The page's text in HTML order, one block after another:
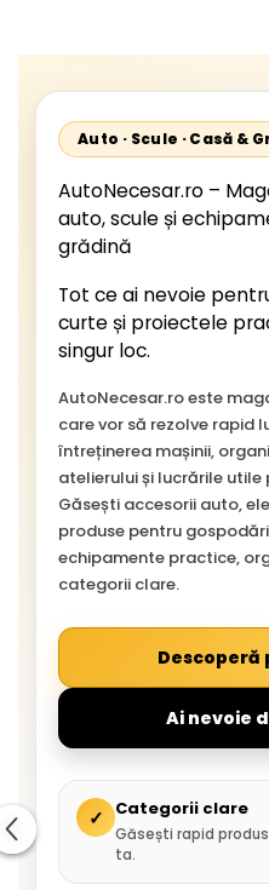
Auto · Scule · Casă &
AutoNecesar.ro –
auto, scule și
grădină
Tot ce ai nevoie
curte și proiectele
singur loc.
AutoNecesar.ro este
care vor să rezolve rapid
întreținerea mașinii,
atelierului și lucrările utile
Găsești accesorii auto,
produse pentru
echipamente practice,
categorii clare.
Descoperă
Ai nevoie
✓ Categorii clare
Găsești rapid
ta.